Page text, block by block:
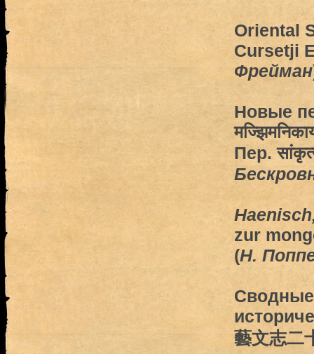
Oriental
Cursetji
Фрейман
Новые
Пер.
zur
(H.
Сводные
藝文志二